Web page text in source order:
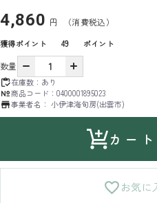
4,860 円 （消費税込）
獲得ポイント 49 ポイント
数量
在庫数： あり
商品コード： 0400001895023
事業者名： 小伊津海旬房(出雲市)
カー
お気に